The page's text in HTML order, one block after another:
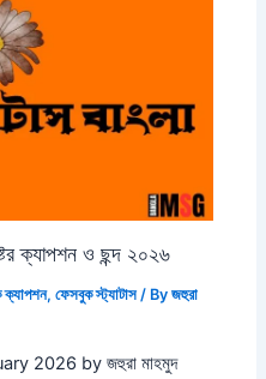
ক্যাপশন ও ছন্দ ২০২৬
ক্যাপশন,ফেসবুক স্ট্যাটাস/ Byজহুরা
2026 by জহুরা মাহমুদ